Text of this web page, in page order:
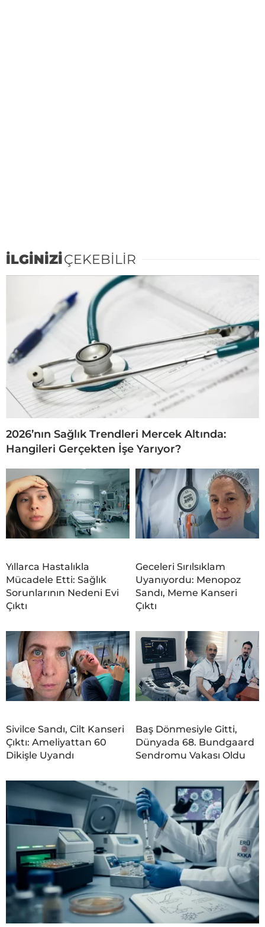
İLGİNİZİÇEKEBİLİR
2026’nın Sağlık Trendleri Mercek Altında:
Hangileri Gerçekten İşe Yarıyor?
Yıllarca Hastalıkla
Mücadele Etti: Sağlık
Sorunlarının Nedeni Evi
Çıktı
Geceleri Sırılsıklam
Uyanıyordu: Menopoz
Sandı, Meme Kanseri
Çıktı
Sivilce Sandı, Cilt Kanseri
Çıktı: Ameliyattan 60
Dikişle Uyandı
Baş Dönmesiyle Gitti,
Dünyada 68. Bundgaard
Sendromu Vakası Oldu